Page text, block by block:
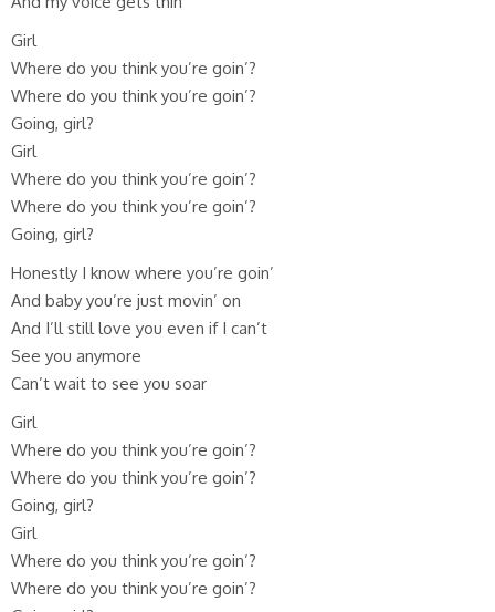
Girl
Where do you think you’re goin’?
Where do you think you’re goin’?
Going, girl?
Girl
Where do you think you’re goin’?
Where do you think you’re goin’?
Going, girl?
Honestly I know where you’re goin’
And baby you’re just movin’ on
And I’ll still love you even if I can’t
See you anymore
Can’t wait to see you soar
Girl
Where do you think you’re goin’?
Where do you think you’re goin’?
Going, girl?
Girl
Where do you think you’re goin’?
Where do you think you’re goin’?